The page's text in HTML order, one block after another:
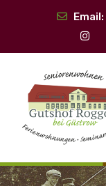
Email: